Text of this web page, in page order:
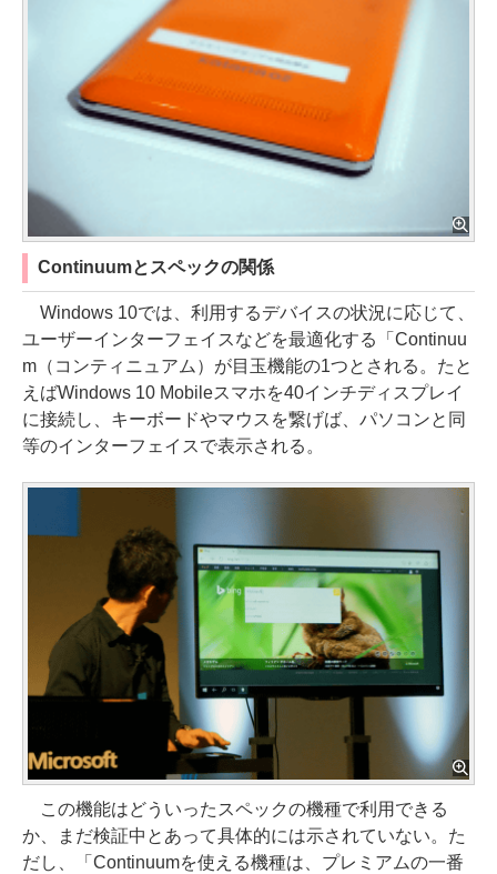
Continuumとスペックの関係
Windows 10では、利用するデバイスの状況に応じて、
ユーザーインターフェイスなどを最適化する「Continuu
m（コンティニュアム）が目玉機能の1つとされる。たと
えばWindows 10 Mobileスマホを40インチディスプレイ
に接続し、キーボードやマウスを繋げば、パソコンと同
等のインターフェイスで表示される。
この機能はどういったスペックの機種で利用できる
か、まだ検証中とあって具体的には示されていない。た
だし、「Continuumを使える機種は、プレミアムの一番